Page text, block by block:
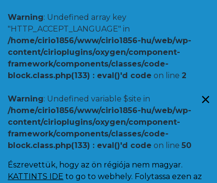
Warning: Undefined array key
"HTTP_ACCEPT_LANGUAGE" in
/home/cirio1856/www/cirio1856-hu/web/wp-
content/cirioplugins/oxygen/component-
framework/components/classes/code-
block.class.php(133) : eval()'d code on line 2
Warning: Undefined variable $site in
/home/cirio1856/www/cirio1856-hu/web/wp-
content/cirioplugins/oxygen/component-
framework/components/classes/code-
block.class.php(133) : eval()'d code on line 50
Észrevettük, hogy az ön régiója nem magyar.
KATTINTS IDE to go to webhely. Folytassa ezen az